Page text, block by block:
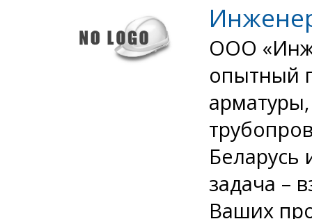
ООО
опытный
Беларусь
задача –
Ваших